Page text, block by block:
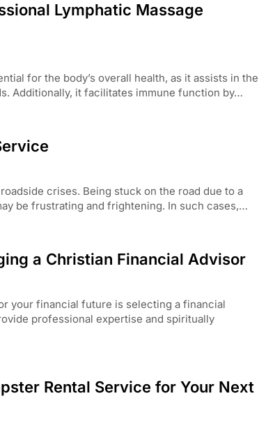
Lymphatic Massage
for the body’s overall health, as it assists in the
Additionally, it facilitates immune function by…
crises. Being stuck on the road due to a
be frustrating and frightening. In such cases,…
a Christian Financial Advisor
your financial future is selecting a financial
professional expertise and spiritually
Rental Service for Your Next